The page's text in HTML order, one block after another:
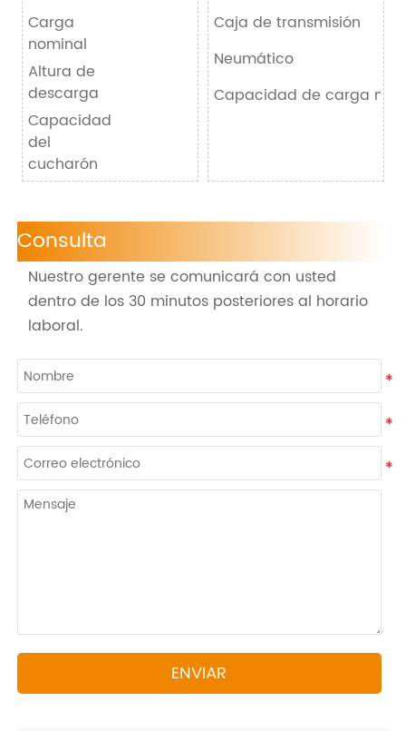
Carga
nominal
Altura de
descarga
Capacidad
del
cucharón
Caja de transmisión
Neumático
Capacidad de carga
Consulta
Nuestro gerente se comunicará con usted
dentro de los 30 minutos posteriores al horario
laboral.
ENVIAR